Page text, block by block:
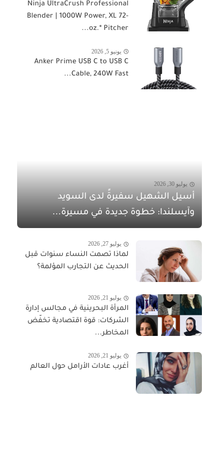
Ninja UltraCrush Professional
Blender | 1000W Power, XL 72-
oz.* Pitcher...
يونيو 5, 2026
Anker Prime USB C to USB C
Cable, 240W Fast...
يوليو 30, 2026
أسيل الشهيل سفيرةً لدى السويد
وآيسلندا: خطوة جديدة في مسيرة...
يوليو 27, 2026
لماذا تصمت النساء سنوات قبل
الحديث عن التجارب المؤلمة؟
يوليو 21, 2026
المرأة البحرينية في مجالس إدارة
الشركات: قوة اقتصادية تخفّض
المخاطر...
يوليو 21, 2026
أغرب عادات الأرامل حول العالم